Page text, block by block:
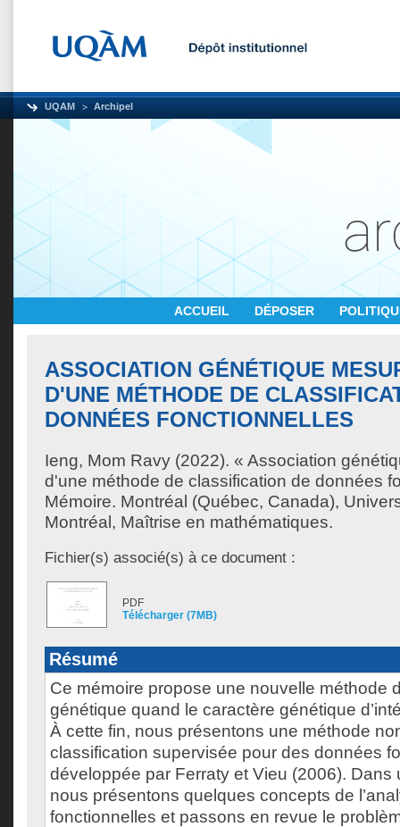
UQAM Archipel
ACCUEIL DÉPOSER
ASSOCIATION GÉNÉTIQUE
D'UNE MÉTHODE DE
DONNÉES FONCTIONNELLES
Ieng, Mom Ravy (2022). « Association
d'une méthode de classification de données
Mémoire. Montréal (Québec, Canada),
Montréal, Maîtrise en mathématiques.
Fichier(s) associé(s) à ce document :
PDF
Télécharger (7MB)
Résumé
Ce mémoire propose une nouvelle méthode
génétique quand le caractère génétique
À cette fin, nous présentons une méthode
classification supervisée pour des données
développée par Ferraty et Vieu (2006). Dans
nous présentons quelques concepts de
fonctionnelles et passons en revue le